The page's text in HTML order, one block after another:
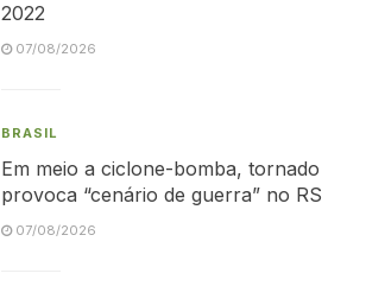
2022
07/08/2026
BRASIL
Em meio a ciclone-bomba, tornado
provoca “cenário de guerra” no RS
07/08/2026